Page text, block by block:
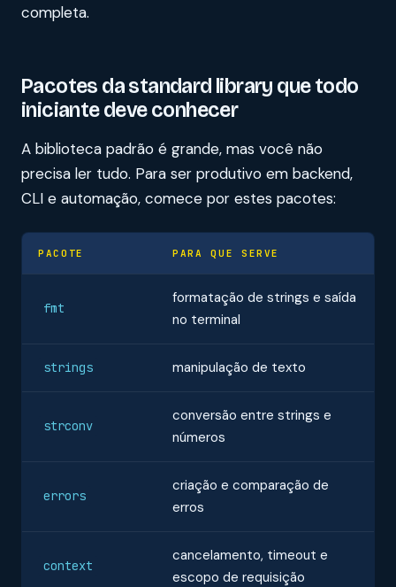
completa.
Pacotes da standard library que todo
iniciante deve conhecer
A biblioteca padrão é grande, mas você não
precisa ler tudo. Para ser produtivo em backend,
CLI e automação, comece por estes pacotes:
PACOTE PARA QUE SERVE
fmt
formatação de strings e saída
no terminal
strings manipulação de texto
strconv
conversão entre strings e
números
errors
criação e comparação de
erros
context
cancelamento, timeout e
escopo de requisição